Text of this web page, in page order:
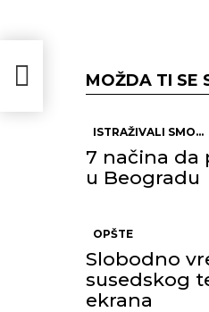
MOŽDA TI SE
ISTRAŽIVALI SMO...
7 načina da
u Beogradu
OPŠTE
Slobodno
susedskog
ekrana